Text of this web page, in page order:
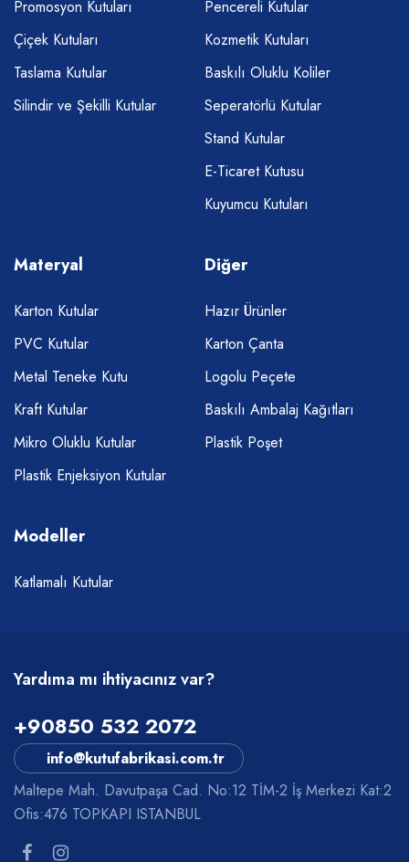
Promosyon Kutuları
Çiçek Kutuları
Taslama Kutular
Silindir ve Şekilli Kutular
Pencereli Kutular
Kozmetik Kutuları
Baskılı Oluklu Koliler
Seperatörlü Kutular
Stand Kutular
E-Ticaret Kutusu
Kuyumcu Kutuları
Materyal
Karton Kutular
PVC Kutular
Metal Teneke Kutu
Kraft Kutular
Mikro Oluklu Kutular
Plastik Enjeksiyon Kutular
Diğer
Hazır Ürünler
Karton Çanta
Logolu Peçete
Baskılı Ambalaj Kağıtları
Plastik Poşet
Modeller
Katlamalı Kutular
Yardıma mı ihtiyacınız var?
+90850 532 2072
info@kutufabrikasi.com.tr
Maltepe Mah. Davutpaşa Cad. No:12 TİM-2 İş Merkezi Kat:2
Ofis:476 TOPKAPI ISTANBUL